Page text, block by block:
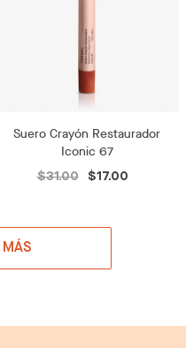
Suero Crayón Restaurador
Iconic 67
$31.00 $17.00
MÁS